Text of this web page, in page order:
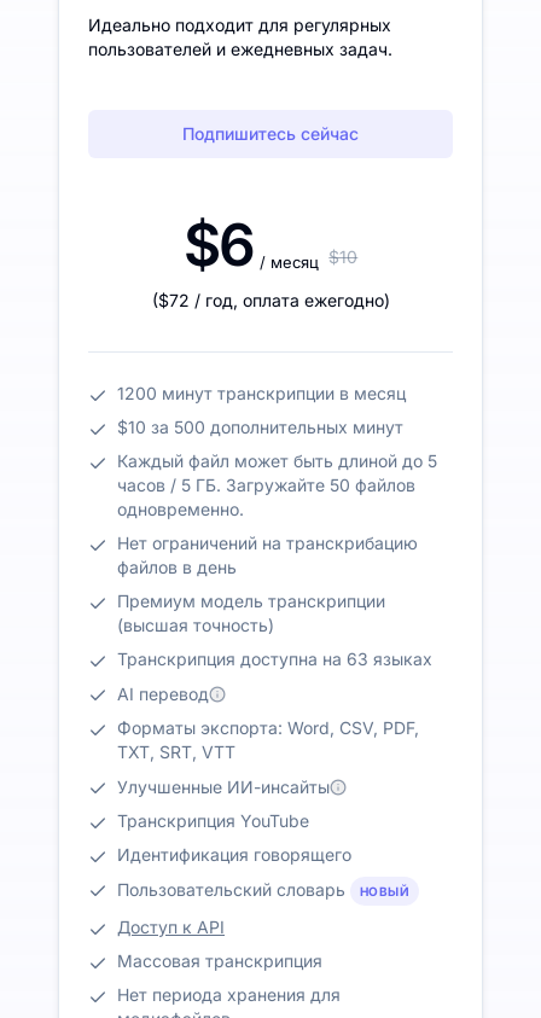
Идеально подходит для регулярных
пользователей и ежедневных задач.
Подпишитесь сейчас
$6 / месяц $10
($72 / год, оплата ежегодно)
1200 минут транскрипции в месяц
$10 за 500 дополнительных минут
Каждый файл может быть длиной до 5
часов / 5 ГБ. Загружайте 50 файлов
одновременно.
Нет ограничений на транскрибацию
файлов в день
Премиум модель транскрипции
(высшая точность)
Транскрипция доступна на 63 языках
AI перевод
Форматы экспорта: Word, CSV, PDF,
TXT, SRT, VTT
Улучшенные ИИ-инсайты
Транскрипция YouTube
Идентификация говорящего
Пользовательский словарь
НОВЫЙ
Доступ к API
Массовая транскрипция
Нет периода хранения для